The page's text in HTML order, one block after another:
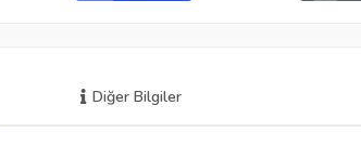
Diğer Bilgiler